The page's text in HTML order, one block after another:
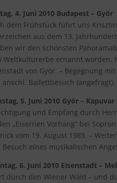
4. Juni 2010 Budapest – Györ
dem Frühstück führt uns
aus dem 13.
wir den schönsten
Weltkulturerbe ernannt worden.
von Györ. – Begegnung
anschl. Ballettbesuch
5. Juni 2010 Györ –
und Empfang durch
„Eisernen Vorhang“ bei
vom 19. August 1989. –
Besuch eines musikalischen
6. Juni 2010 Eisenstadt –
durch den Wiener Wald – und